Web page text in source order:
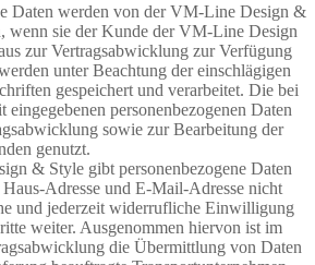
Daten werden von der VM-Line Design &
wenn sie der Kunde der VM-Line Design
zur Vertragsabwicklung zur Verfügung
unter Beachtung der einschlägigen
gespeichert und verarbeitet. Die bei
eingegebenen personenbezogenen Daten
sowie zur Bearbeitung der
genutzt.
& Style gibt personenbezogene Daten
Adresse und E-Mail-Adresse nicht
und jederzeit widerrufliche Einwilligung
weiter. Ausgenommen hiervon ist im
die Übermittlung von Daten